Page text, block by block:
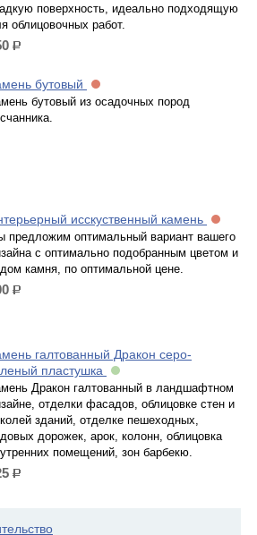
поверхность, идеально подходящую
облицовочных работ.
р.
бутовый
бутовый из осадочных пород
исскуственный камень
предложим оптимальный вариант вашего
с оптимально подобранным цветом и
камня, по оптимальной цене.
р.
галтованный Дракон серо-
пластушка
Дракон галтованный в ландшафтном
отделки фасадов, облицовке стен и
зданий, отделке пешеходных,
дорожек, арок, колонн, облицовка
помещений, зон барбекю.
р.